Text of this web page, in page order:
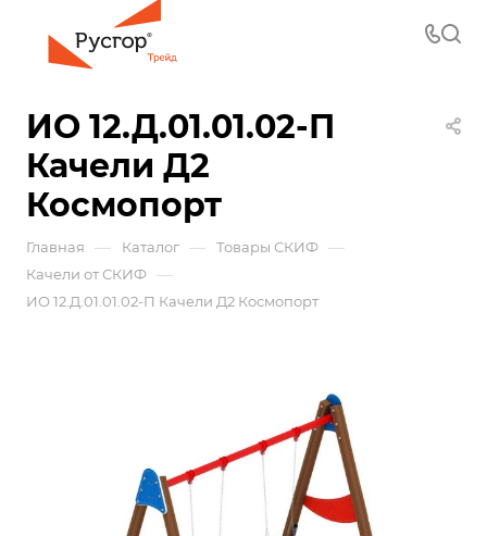
ИО 12.Д.01.01.02-П
Качели Д2
Космопорт
Главная — Каталог — Товары СКИФ —
Качели от СКИФ —
ИО 12.Д.01.01.02-П Качели Д2 Космопорт